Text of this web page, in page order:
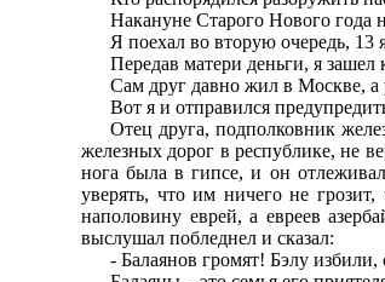
Накануне Старого Нового года
Я поехал во вторую очередь, 13
Передав матери деньги, я зашел
Сам друг давно жил в Москве, а
Вот я и отправился
Отец друга, подполковник
железных дорог в республике, не
нога была в гипсе, и он
уверять, что им ничего не
наполовину еврей, а евреев
выслушал побледнел и сказал:
- Балаянов громят! Бэлу избили,